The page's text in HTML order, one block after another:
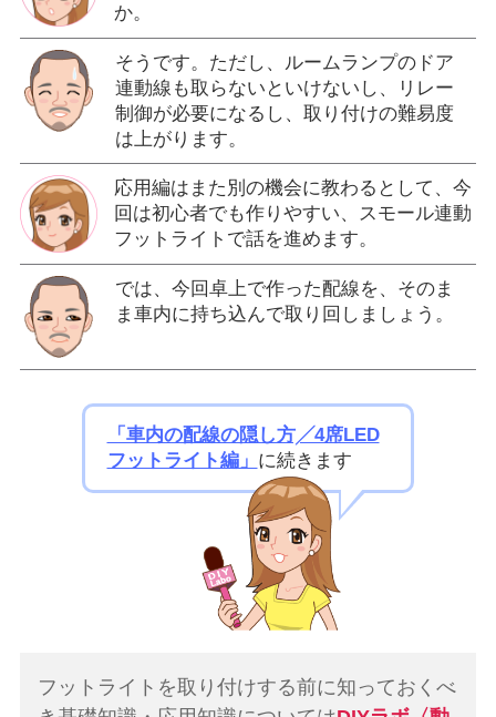
か。
そうです。ただし、ルームランプのドア
連動線も取らないといけないし、リレー
制御が必要になるし、取り付けの難易度
は上がります。
応用編はまた別の機会に教わるとして、今
回は初心者でも作りやすい、スモール連動
フットライトで話を進めます。
では、今回卓上で作った配線を、そのま
ま車内に持ち込んで取り回しましょう。
「車内の配線の隠し方╱4席LED
フットライト編」 に続きます
フットライトを取り付けする前に知っておくべ